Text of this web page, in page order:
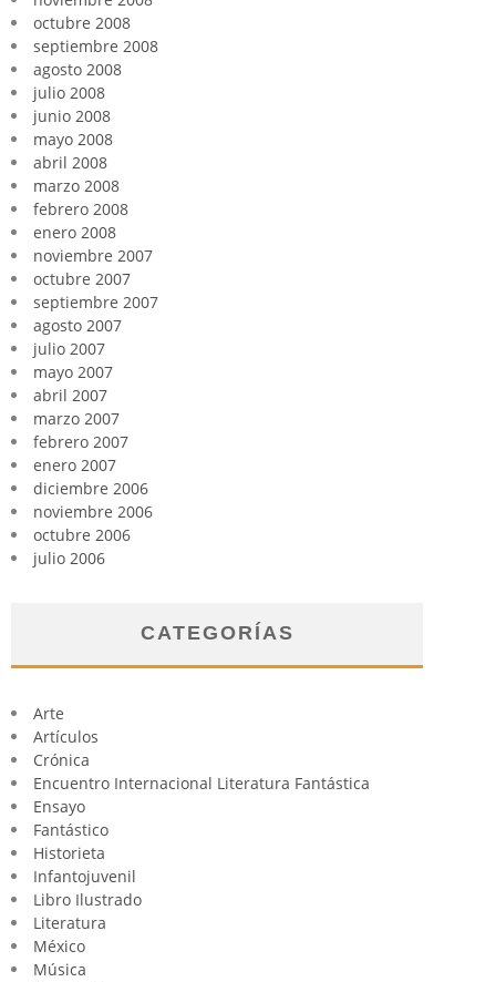
octubre 2008
septiembre 2008
agosto 2008
julio 2008
junio 2008
mayo 2008
abril 2008
marzo 2008
febrero 2008
enero 2008
noviembre 2007
octubre 2007
septiembre 2007
agosto 2007
julio 2007
mayo 2007
abril 2007
marzo 2007
febrero 2007
enero 2007
diciembre 2006
noviembre 2006
octubre 2006
julio 2006
CATEGORÍAS
Arte
Artículos
Crónica
Encuentro Internacional Literatura Fantástica
Ensayo
Fantástico
Historieta
Infantojuvenil
Libro Ilustrado
Literatura
México
Música